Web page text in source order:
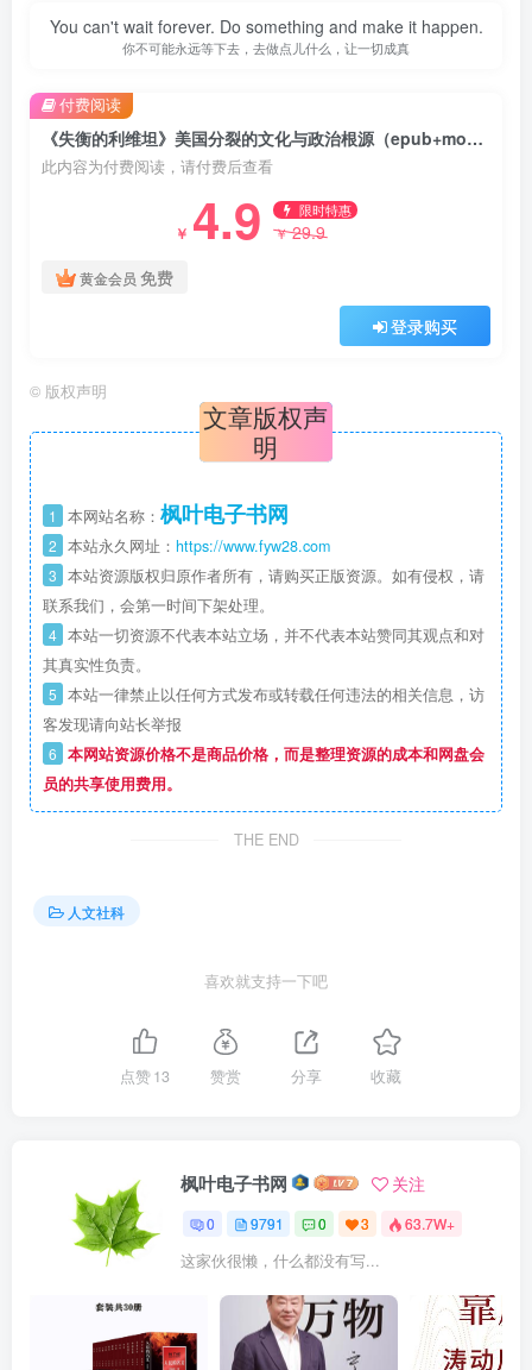
You can't wait forever. Do something and make it happen.
你不可能永远等下去，去做点儿什么，让一切成真
《失衡的利维坦》美国分裂的文化与政治根源（epub+mobi+azw3+pdf）
此内容为付费阅读，请付费后查看
￥ 4.9 限时特惠
￥29.9
黄金会员 免费
登录购买
付费阅读
© 版权声明
文章版权声
明
1 本网站名称： 枫叶电子书网
2 本站永久网址： https://www.fyw28.com
3 本站资源版权归原作者所有，请购买正版资源。如有侵权，请
联系我们，会第一时间下架处理。
4 本站一切资源不代表本站立场，并不代表本站赞同其观点和对
其真实性负责。
5 本站一律禁止以任何方式发布或转载任何违法的相关信息，访
客发现请向站长举报
6 本网站资源价格不是商品价格，而是整理资源的成本和网盘会
员的共享使用费用。
THE END
人文社科
喜欢就支持一下吧
点赞13 赞赏 分享 收藏
枫叶电子书网 关注
0 9791 0 3 63.7W+
这家伙很懒，什么都没有写...